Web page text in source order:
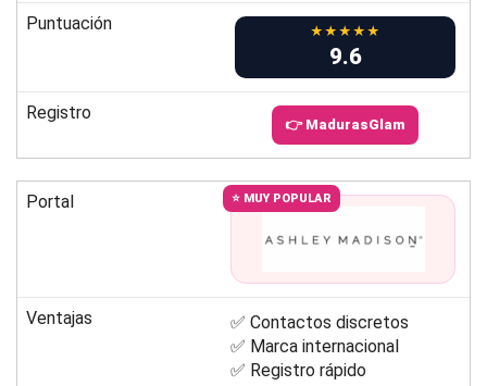
Puntuación ★★★★★
9.6
Registro
👉 MadurasGlam
Portal ⭐ MUY POPULAR
Ventajas
✅ Contactos discretos
✅ Marca internacional
✅ Registro rápido